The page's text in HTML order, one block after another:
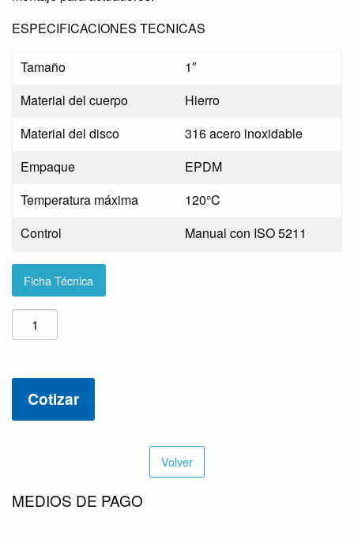
ESPECIFICACIONES TECNICAS
Tamaño
1″
Material del cuerpo
Hierro
Material del disco
316 acero inoxidable
Empaque
EPDM
Temperatura máxima
120°C
Control
Manual con ISO 5211
Ficha Técnica
VALVULA
MARIPOSA
INOX
PTFE
Cotizar
Volver
MEDIOS DE PAGO